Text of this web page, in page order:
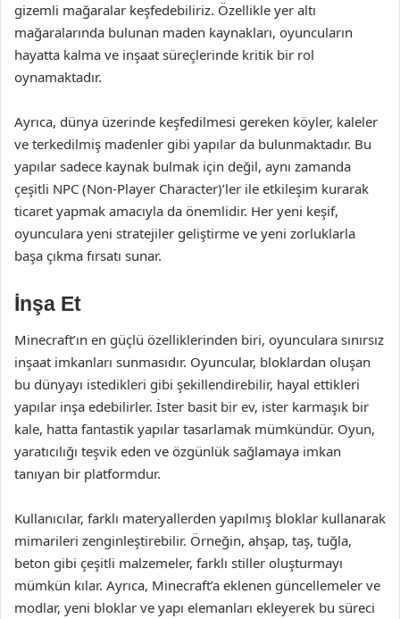
gizemli mağaralar keşfedebiliriz. Özellikle yer altı
mağaralarında bulunan maden kaynakları, oyuncuların
hayatta kalma ve inşaat süreçlerinde kritik bir rol
oynamaktadır.
Ayrıca, dünya üzerinde keşfedilmesi gereken köyler, kaleler
ve terkedilmiş madenler gibi yapılar da bulunmaktadır. Bu
yapılar sadece kaynak bulmak için değil, aynı zamanda
çeşitli NPC (Non-Player Character)’ler ile etkileşim kurarak
ticaret yapmak amacıyla da önemlidir. Her yeni keşif,
oyunculara yeni stratejiler geliştirme ve yeni zorluklarla
başa çıkma fırsatı sunar.
İnşa Et
Minecraft’ın en güçlü özelliklerinden biri, oyunculara sınırsız
inşaat imkanları sunmasıdır. Oyuncular, bloklardan oluşan
bu dünyayı istedikleri gibi şekillendirebilir, hayal ettikleri
yapılar inşa edebilirler. İster basit bir ev, ister karmaşık bir
kale, hatta fantastik yapılar tasarlamak mümkündür. Oyun,
yaratıcılığı teşvik eden ve özgünlük sağlamaya imkan
tanıyan bir platformdur.
Kullanıcılar, farklı materyallerden yapılmış bloklar kullanarak
mimarileri zenginleştirebilir. Örneğin, ahşap, taş, tuğla,
beton gibi çeşitli malzemeler, farklı stiller oluşturmayı
mümkün kılar. Ayrıca, Minecraft’a eklenen güncellemeler ve
modlar, yeni bloklar ve yapı elemanları ekleyerek bu süreci